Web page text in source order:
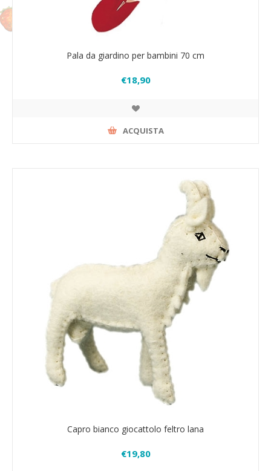
Pala da giardino per bambini 70 cm
€18,90
ACQUISTA
Capro bianco giocattolo feltro lana
€19,80